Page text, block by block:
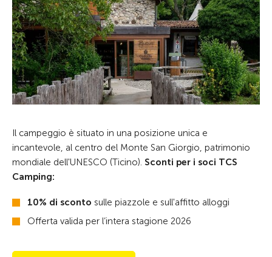
Il campeggio è situato in una posizione unica e
incantevole, al centro del Monte San Giorgio, patrimonio
mondiale dell'UNESCO (Ticino). Sconti per i soci TCS
Camping:
10% di sconto sulle piazzole e sull'affitto alloggi
Offerta valida per l’intera stagione 2026